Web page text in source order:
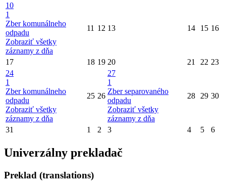
10
1
Zber komunálneho
odpadu
Zobraziť všetky
záznamy z dňa
11 12 13 14 15 16
17 18 19 20 21 22 23
24
1
Zber komunálneho
odpadu
Zobraziť všetky
záznamy z dňa
25 26
27
1
Zber separovaného
odpadu
Zobraziť všetky
záznamy z dňa
28 29 30
31 1 2 3 4 5 6
Univerzálny prekladač
Preklad (translations)